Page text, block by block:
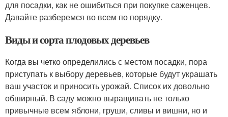
для посадки, как не ошибиться при покупке саженцев.
Давайте разберемся во всем по порядку.
Виды и сорта плодовых деревьев
Когда вы четко определились с местом посадки, пора
приступать к выбору деревьев, которые будут украшать
ваш участок и приносить урожай. Список их довольно
обширный. В саду можно выращивать не только
привычные всем яблони, груши, сливы и вишни, но и